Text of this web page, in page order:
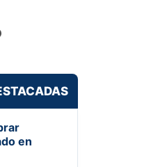
en